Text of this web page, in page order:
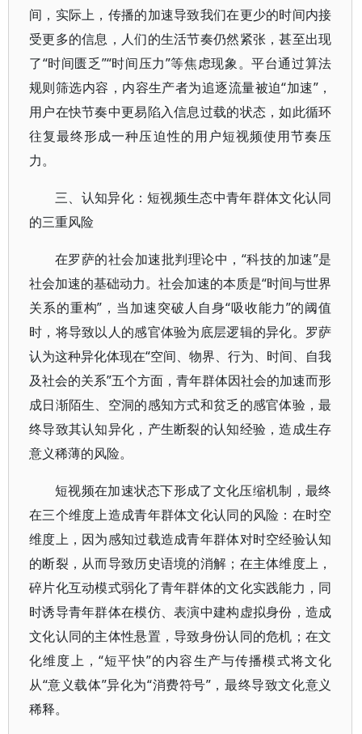
间，实际上，传播的加速导致我们在更少的时间内接
受更多的信息，人们的生活节奏仍然紧张，甚至出现
了“时间匮乏”“时间压力”等焦虑现象。平台通过算法
规则筛选内容，内容生产者为追逐流量被迫“加速”，
用户在快节奏中更易陷入信息过载的状态，如此循环
往复最终形成一种压迫性的用户短视频使用节奏压
力。
三、认知异化：短视频生态中青年群体文化认同
的三重风险
在罗萨的社会加速批判理论中，“科技的加速”是
社会加速的基础动力。社会加速的本质是“时间与世界
关系的重构”，当加速突破人自身“吸收能力”的阈值
时，将导致以人的感官体验为底层逻辑的异化。罗萨
认为这种异化体现在“空间、物界、行为、时间、自我
及社会的关系”五个方面，青年群体因社会的加速而形
成日渐陌生、空洞的感知方式和贫乏的感官体验，最
终导致其认知异化，产生断裂的认知经验，造成生存
意义稀薄的风险。
短视频在加速状态下形成了文化压缩机制，最终
在三个维度上造成青年群体文化认同的风险：在时空
维度上，因为感知过载造成青年群体对时空经验认知
的断裂，从而导致历史语境的消解；在主体维度上，
碎片化互动模式弱化了青年群体的文化实践能力，同
时诱导青年群体在模仿、表演中建构虚拟身份，造成
文化认同的主体性悬置，导致身份认同的危机；在文
化维度上，“短平快”的内容生产与传播模式将文化
从“意义载体”异化为“消费符号”，最终导致文化意义
稀释。